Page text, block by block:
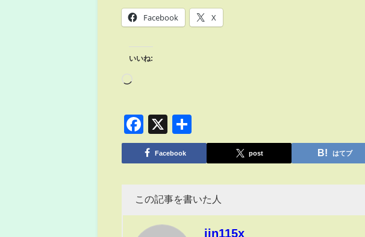
Facebook X
いいね:
Facebook
X
有
Facebook post はてブ
この記事を書いた人
jin115x